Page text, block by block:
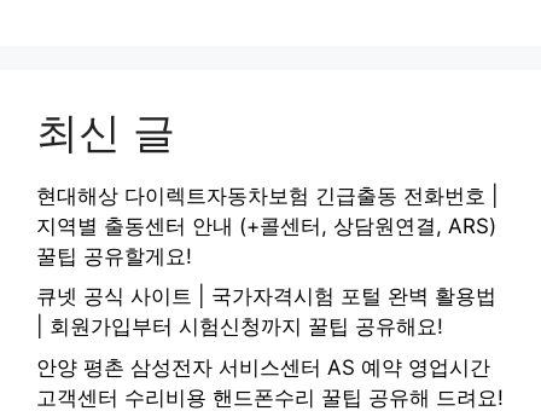
최신 글
현대해상 다이렉트자동차보험 긴급출동 전화번호 |
지역별 출동센터 안내 (+콜센터, 상담원연결, ARS)
꿀팁 공유할게요!
큐넷 공식 사이트 | 국가자격시험 포털 완벽 활용법
| 회원가입부터 시험신청까지 꿀팁 공유해요!
안양 평촌 삼성전자 서비스센터 AS 예약 영업시간
고객센터 수리비용 핸드폰수리 꿀팁 공유해 드려요!